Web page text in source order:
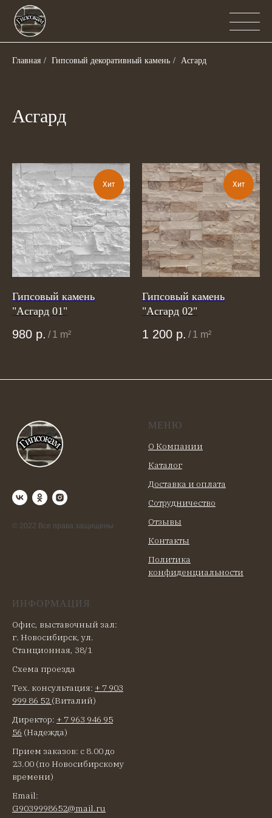
Главная / Гипсовый декоративный камень / Асгард
Асгард
Хит
Гипсовый камень
"Асгард 01"
980 р. / 1 m²
Хит
Гипсовый камень
"Асгард 02"
1 200 р. / 1 m²
© 2022 Все права защищены
МЕНЮ
О Компании
Каталог
Доставка и оплата
Сотрудничество
Отзывы
Контакты
Политика
конфиденциальности
ИНФОРМАЦИЯ
Офис, выставочный зал:
г. Новосибирск, ул.
Станционная, 38/1
Схема проезда
Тех. консультация: + 7 903
999 86 52 (Виталий)
Директор: + 7 963 946 95
56 (Надежда)
Прием заказов: с 8.00 до
23.00 (по Новосибирскому
времени)
Email:
G9039998652@mail.ru